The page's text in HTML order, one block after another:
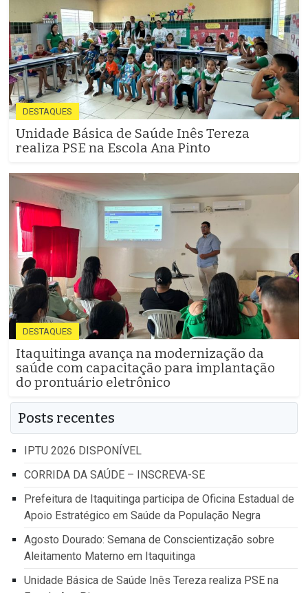
DESTAQUES
Unidade Básica de Saúde Inês Tereza
realiza PSE na Escola Ana Pinto
DESTAQUES
Itaquitinga avança na modernização da
saúde com capacitação para implantação
do prontuário eletrônico
Posts recentes
IPTU 2026 DISPONÍVEL
CORRIDA DA SAÚDE – INSCREVA-SE
Prefeitura de Itaquitinga participa de Oficina Estadual de
Apoio Estratégico em Saúde da População Negra
Agosto Dourado: Semana de Conscientização sobre
Aleitamento Materno em Itaquitinga
Unidade Básica de Saúde Inês Tereza realiza PSE na